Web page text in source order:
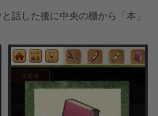
話した後に中央の棚から「本」